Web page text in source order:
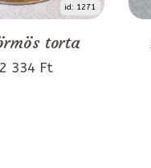
id: 1271
torta
334 Ft